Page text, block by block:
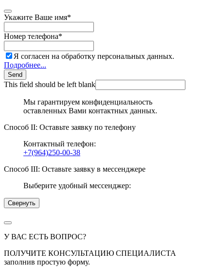
Укажите Ваше имя*
Номер телефона*
Я согласен на обработку персональных данных.
Подробнее...
Send
This field should be left blank
Мы гарантируем конфиденциальность
оставленных Вами контактных данных.
Способ II: Оставьте заявку по телефону
Контактный телефон:
+7(964)250-00-38
Способ III: Оставьте заявку в мессенджере
Выберите удобный мессенджер:
Свернуть
У ВАС ЕСТЬ ВОПРОС?
ПОЛУЧИТЕ КОНСУЛЬТАЦИЮ СПЕЦИАЛИСТА
заполнив простую форму.